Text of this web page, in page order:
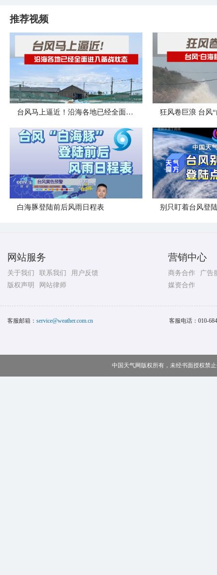
推荐视频
台风马上逼近！沿海各地已经全面进入备战状态
白海豚登陆前后风雨日程表 别只盯着台风登
网站服务
关于我们 联系我们
用户反馈
版权声明
网站律师
营销中心
商务合作
广告
媒资合作
客服邮箱： service@weather.com.cn 客服电话： 010-
中国天气网版权所有，未经书面授权